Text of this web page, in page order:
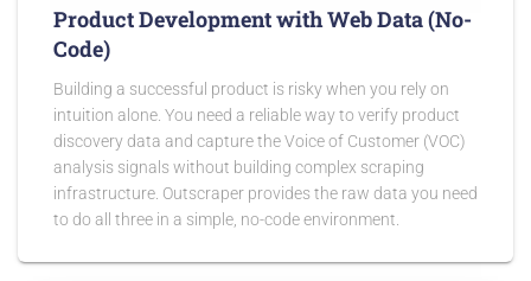
Product Development with Web Data (No-
Code)
Building a successful product is risky when you rely on
intuition alone. You need a reliable way to verify product
discovery data and capture the Voice of Customer (VOC)
analysis signals without building complex scraping
infrastructure. Outscraper provides the raw data you need
to do all three in a simple, no-code environment.